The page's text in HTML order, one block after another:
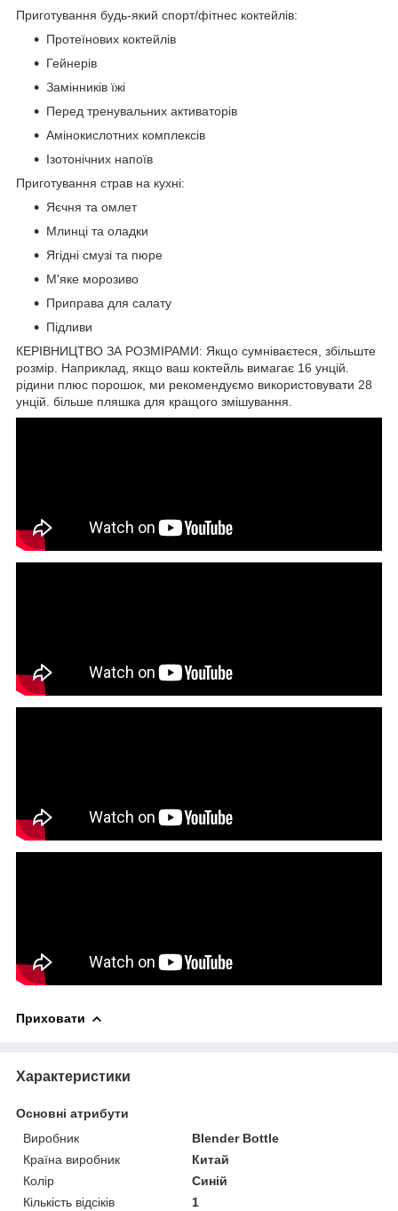
Приготування будь-який спорт/фітнес коктейлів:
Протеїнових коктейлів
Гейнерів
Замінників їжі
Перед тренувальних активаторів
Амінокислотних комплексів
Ізотонічних напоїв
Приготування страв на кухні:
Яєчня та омлет
Млинці та оладки
Ягідні смузі та пюре
М'яке морозиво
Приправа для салату
Підливи
КЕРІВНИЦТВО ЗА РОЗМІРАМИ: Якщо сумніваєтеся, збільште
розмір. Наприклад, якщо ваш коктейль вимагає 16 унцій.
рідини плюс порошок, ми рекомендуємо використовувати 28
унцій. більше пляшка для кращого змішування.
Приховати
Характеристики
Основні атрибути
Виробник
Blender Bottle
Країна виробник
Китай
Колір
Синій
Кількість відсіків
1